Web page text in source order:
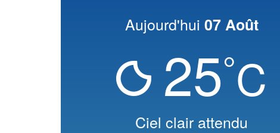
Aujourd'hui 07 Août
25°C
Ciel clair attendu